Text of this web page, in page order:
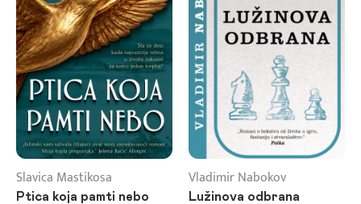
Slavica Mastikosa
Ptica koja pamti nebo
Vladimir Nabokov
Lužinova odbrana